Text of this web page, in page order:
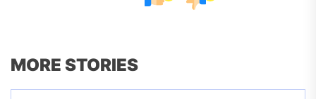
MORE STORIES